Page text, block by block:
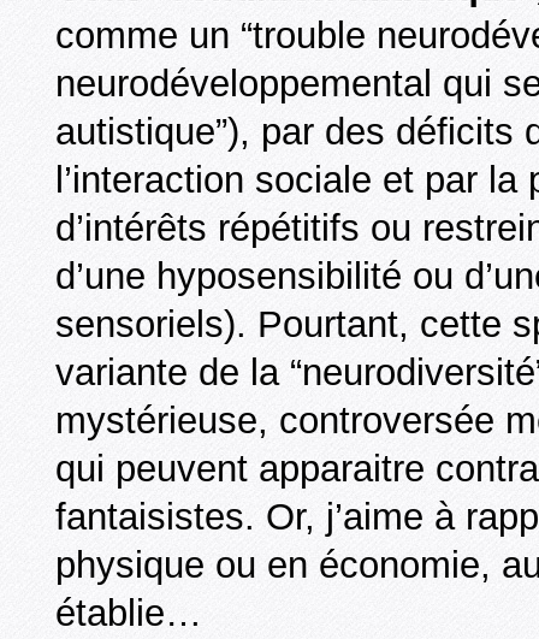
comme un “trouble
neurodéveloppemental qui
autistique”), par des déficits
l’interaction sociale et par
d’intérêts répétitifs ou
d’une hyposensibilité ou
sensoriels). Pourtant, cette
variante de la
mystérieuse, controversée
qui peuvent apparaitre
fantaisistes. Or, j’aime à
physique ou en économie,
établie…